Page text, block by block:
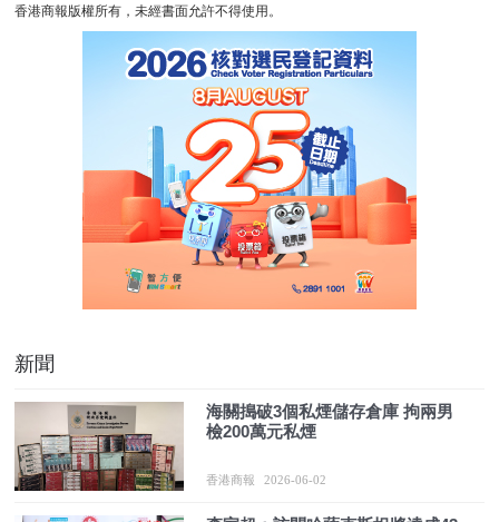
香港商報版權所有，未經書面允許不得使用。
新聞
海關搗破3個私煙儲存倉庫 拘兩男
檢200萬元私煙
香港商報 2026-06-02